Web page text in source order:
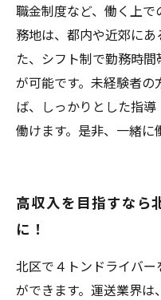
職金制度など、働く上
務地は、都内や近郊に
た、シフト制で勤務時
が可能です。未経験者
ば、しっかりとした指
働けます。是非、一緒に
高収入を目指すなら
に！
北区で４トンドライバ
ができます。運送業界は